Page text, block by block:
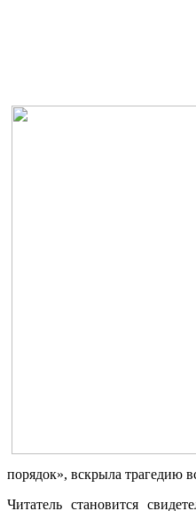
порядок», вскрыла трагедию
Читатель становится